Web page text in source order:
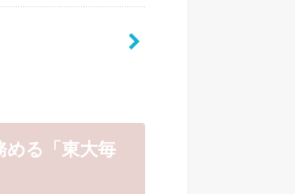
める「東大毎